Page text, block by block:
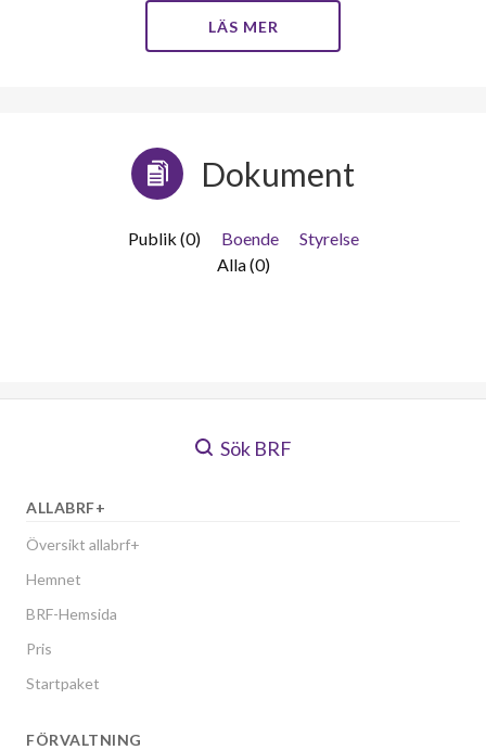
LÄS MER
Dokument
Publik (0) Boende
Styrelse
Alla (0)
Sök BRF
ALLABRF+
Översikt allabrf+
Hemnet
BRF-Hemsida
Pris
Startpaket
FÖRVALTNING